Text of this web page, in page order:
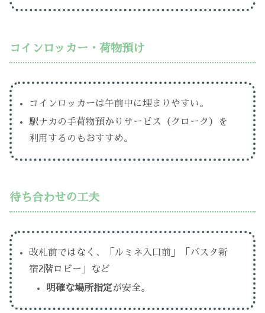
コインロッカー・荷物預け
コインロッカーは午前中に埋まりやすい。
駅ナカの手荷物預かりサービス（クローク）を
利用するのもおすすめ。
待ち合わせの工夫
改札前ではなく、「ルミネ入口前」「バスタ新
宿2階ロビー」など
明確な場所指定が安全。